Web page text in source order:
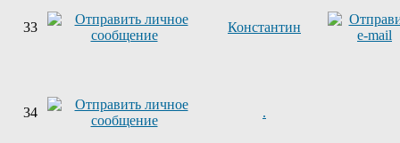
33 Константин
34 .